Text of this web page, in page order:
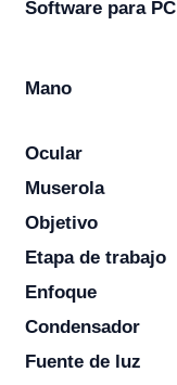
Software para PC
Mano
Ocular
Muserola
Objetivo
Etapa de trabajo
Enfoque
Condensador
Fuente de luz